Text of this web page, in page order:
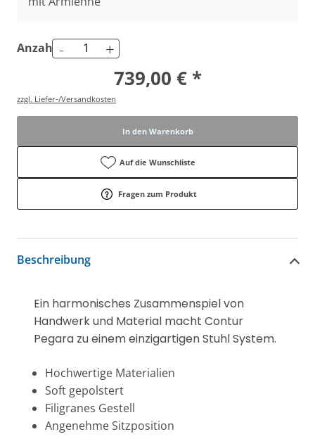
Anzahl - +
739,00 € *
zzgl. Liefer-/Versandkosten
In den Warenkorb
Auf die Wunschliste
Fragen zum Produkt
Beschreibung
Ein harmonisches Zusammenspiel von
Handwerk und Material macht Contur
Pegara zu einem einzigartigen Stuhl System.
Hochwertige Materialien
Soft gepolstert
Filigranes Gestell
Angenehme Sitzposition